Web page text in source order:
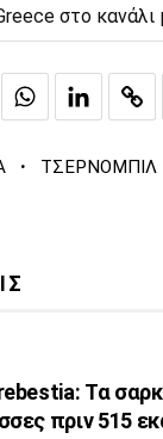
στο κανάλι
· ΤΣΕΡΝΟΜΠΙΛ
Τα
πριν 515